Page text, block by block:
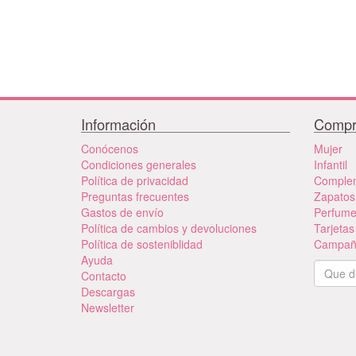
Información
Conócenos
Condiciones generales
Política de privacidad
Preguntas frecuentes
Gastos de envío
Política de cambios y devoluciones
Política de sosteniblidad
Ayuda
Contacto
Descargas
Newsletter
Mujer
Infantil
Perfume